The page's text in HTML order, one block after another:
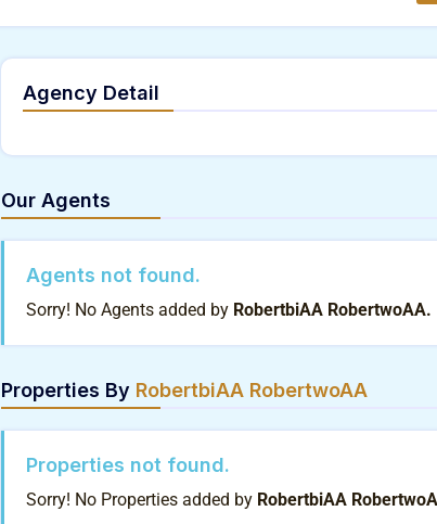
Agency Detail
Our Agents
Agents not found.
Sorry! No Agents added by RobertbiAA RobertwoAA.
Properties By RobertbiAA RobertwoAA
Properties not found.
Sorry! No Properties added by RobertbiAA